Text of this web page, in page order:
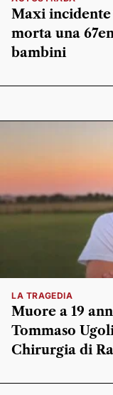
Maxi incidente
morta una
bambini
LA TRAGEDIA
Muore a 19
Tommaso
Chirurgia di